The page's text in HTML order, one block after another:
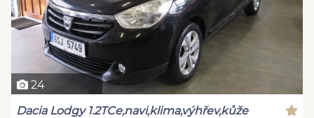
24
Dacia Lodgy 1.2TCe,navi,klima,výhřev,kůže